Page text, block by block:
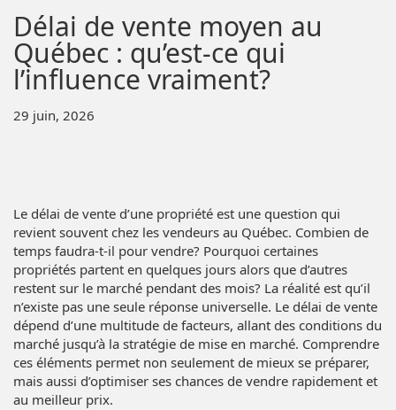
Délai de vente moyen au
Québec : qu’est-ce qui
l’influence vraiment?
29 juin, 2026
Le délai de vente d’une propriété est une question qui
revient souvent chez les vendeurs au Québec. Combien de
temps faudra-t-il pour vendre? Pourquoi certaines
propriétés partent en quelques jours alors que d’autres
restent sur le marché pendant des mois? La réalité est qu’il
n’existe pas une seule réponse universelle. Le délai de vente
dépend d’une multitude de facteurs, allant des conditions du
marché jusqu’à la stratégie de mise en marché. Comprendre
ces éléments permet non seulement de mieux se préparer,
mais aussi d’optimiser ses chances de vendre rapidement et
au meilleur prix.